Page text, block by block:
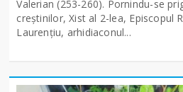
Valerian (253-260). Pornindu-se
creştinilor, Xist al 2-lea, Episcopul
Laurenţiu, arhidiaconul...